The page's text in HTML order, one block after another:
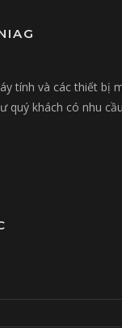
tính và các thiết bị
quý khách có nhu